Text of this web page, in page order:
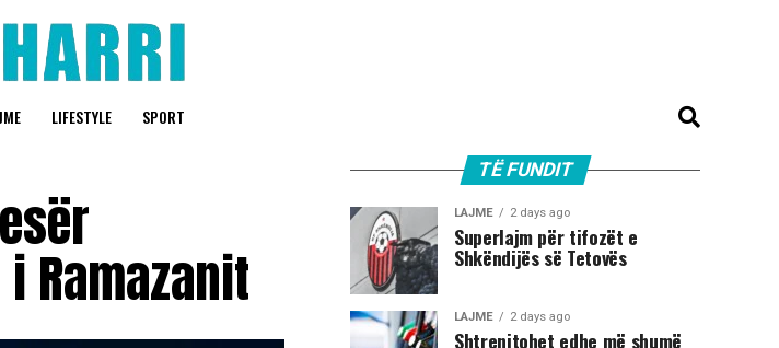
LIFESTYLE SPORT
Ramazanit
TË FUNDIT
LAJME 2 days ago
Superlajm për tifozët e
Shkëndijës së Tetovës
LAJME 2 days ago
Shtrenjtohet edhe më shumë